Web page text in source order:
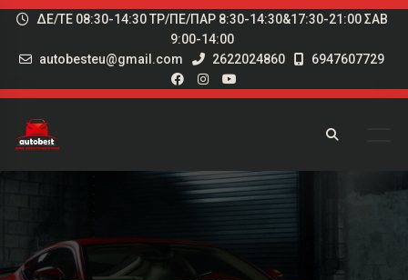
ΔΕ/ΤΕ 08:30-14:30 ΤΡ/ΠΕ/ΠΑΡ 8:30-14:30&17:30-21:00 ΣΑΒ
9:00-14:00
autobesteu@gmail.com
2622024860 6947607729